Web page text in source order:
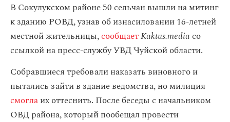
В Сокулукском районе 50 сельчан вышли на митинг
к зданию РОВД, узнав об изнасиловании 16-летней
местной жительницы,сообщаетKaktus.mediaсо
ссылкой на пресс-службу УВД Чуйской области.
Собравшиеся требовали наказать виновного и
пытались зайти в здание ведомства, но милиция
смоглаих оттеснить. После беседы с начальником
ОВД района, который пообещал провести